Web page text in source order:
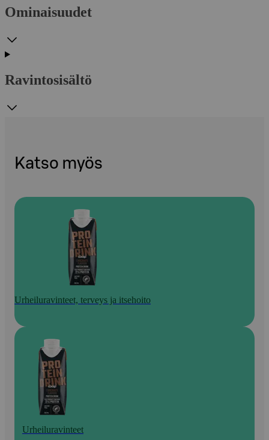
Ominaisuudet
Ravintosisältö
Katso myös
Urheiluravinteet, terveys ja itsehoito
Urheiluravinteet